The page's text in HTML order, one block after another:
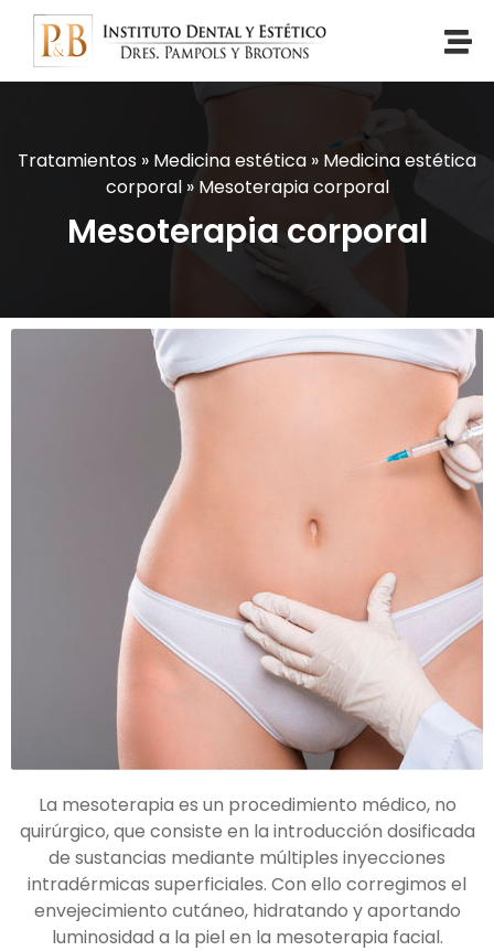
Tratamientos » Medicina estética » Medicina estética
corporal» Mesoterapia corporal
Mesoterapia corporal
La mesoterapia es un procedimiento médico, no
quirúrgico, que consiste en la introducción dosificada
de sustancias mediante múltiples inyecciones
intradérmicas superficiales. Con ello corregimos el
envejecimiento cutáneo, hidratando y aportando
luminosidad a la piel en la mesoterapia facial.